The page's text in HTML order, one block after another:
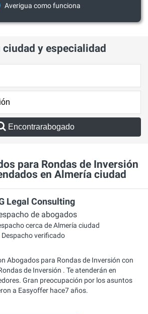
Averigua como funciona
ciudad y especialidad
Encontrarabogado
para Rondas de Inversión
en Almería ciudad
Legal Consulting
de abogados
cerca de Almería ciudad
Despacho verificado
Abogados para Rondas de Inversión con
de Inversión . Te atenderán en
Gran preocupación por los asuntos
a Easyoffer hace7 años.